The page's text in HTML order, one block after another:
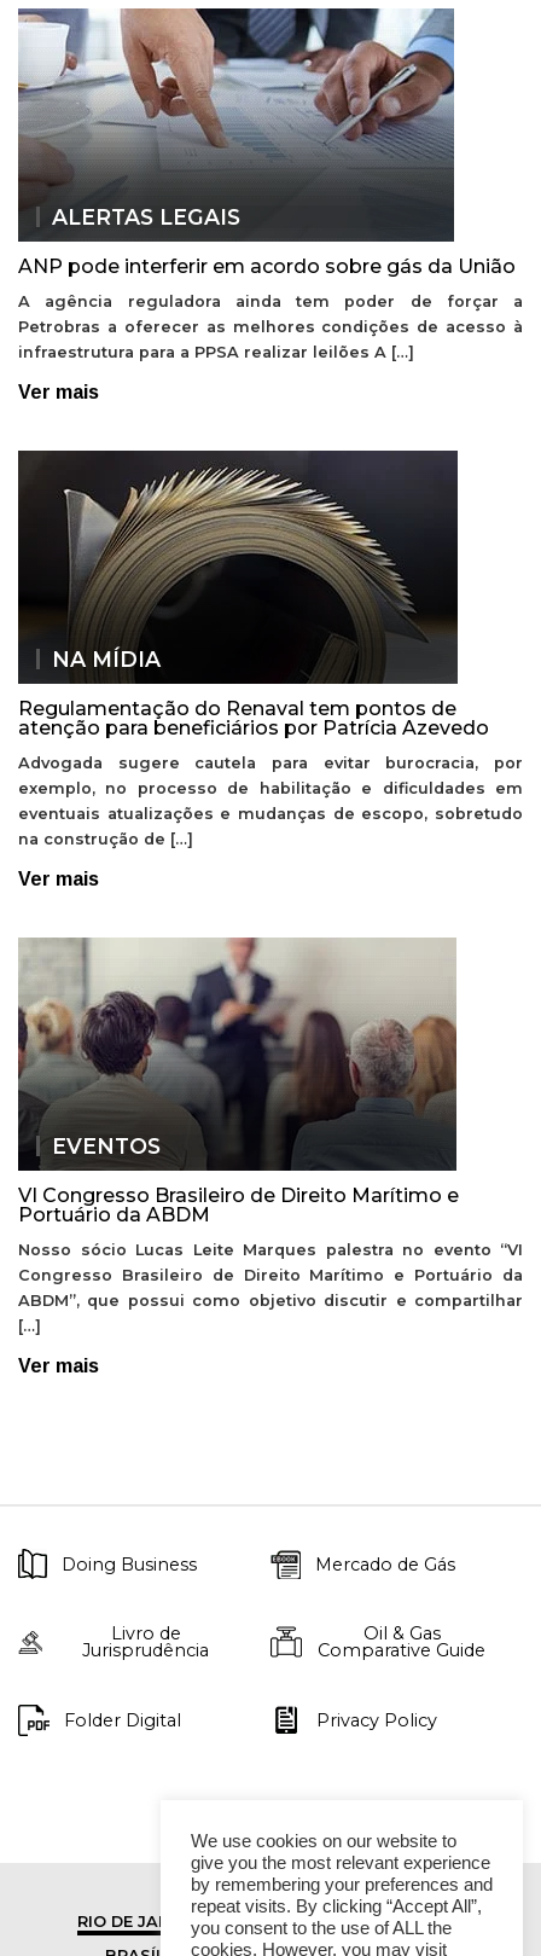
ALERTAS LEGAIS
ANP pode interferir em acordo sobre gás da União
A agência reguladora ainda tem poder de forçar a
Petrobras a oferecer as melhores condições de acesso à
infraestrutura para a PPSA realizar leilões A […]
Ver mais
NA MÍDIA
Regulamentação do Renaval tem pontos de
atenção para beneficiários por Patrícia Azevedo
Advogada sugere cautela para evitar burocracia, por
exemplo, no processo de habilitação e dificuldades em
eventuais atualizações e mudanças de escopo, sobretudo
na construção de […]
Ver mais
EVENTOS
VI Congresso Brasileiro de Direito Marítimo e
Portuário da ABDM
Nosso sócio Lucas Leite Marques palestra no evento “VI
Congresso Brasileiro de Direito Marítimo e Portuário da
ABDM”, que possui como objetivo discutir e compartilhar
[…]
Ver mais
Doing Business Mercado de Gás
Livro de
Jurisprudência
Oil & Gas
Comparative Guide
Folder Digital Privacy Policy
RIO DE JANEIRO
SÃO PAULO
We use cookies on our website to
give you the most relevant experience
by remembering your preferences and
repeat visits. By clicking “Accept All”,
you consent to the use of ALL the
cookies. However, you may visit